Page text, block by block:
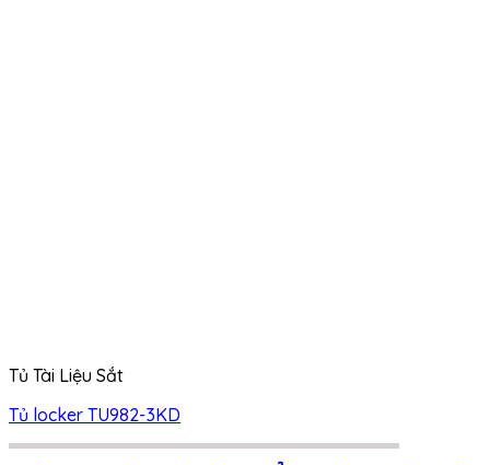
Tủ Tài Liệu Sắt
Tủ locker TU982-3KD